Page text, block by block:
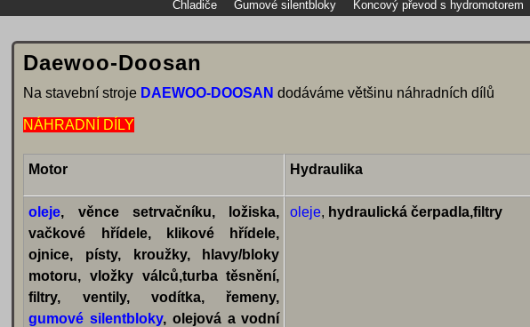
Chladiče Gumové silentbloky Koncový převod s hydromotorem
Daewoo-Doosan
Na stavební stroje DAEWOO-DOOSAN dodáváme většinu náhradních dílů
NÁHRADNÍ DÍLY
Motor Hydraulika
oleje, věnce setrvačníku, ložiska,
vačkové hřídele, klikové hřídele,
ojnice, písty, kroužky, hlavy/bloky
motoru, vložky válců,turba těsnění,
filtry, ventily, vodítka, řemeny,
gumové silentbloky, olejová a vodní
oleje, hydraulická čerpadla,filtry